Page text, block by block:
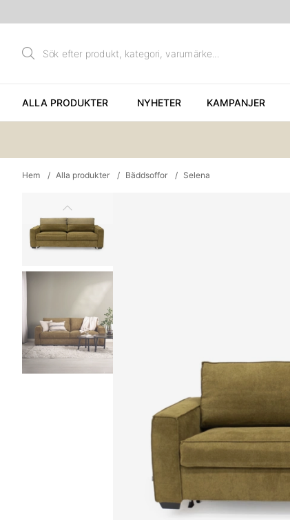
ALLA PRODUKTER NYHETER KAMPANJER
Hem Alla produkter Bäddsoffor Selena